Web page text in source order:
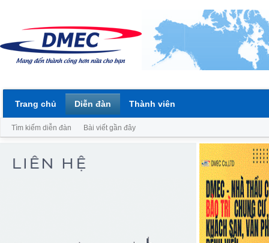
Trang chủ Diễn đàn
Tìm kiếm diễn đàn Bài viết gần đây
Thành viên